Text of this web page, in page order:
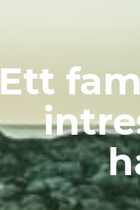
Ett